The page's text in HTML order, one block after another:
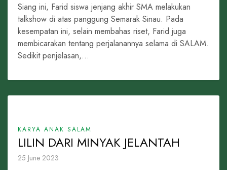
Siang ini, Farid siswa jenjang akhir SMA melakukan
talkshow di atas panggung Semarak Sinau. Pada
kesempatan ini, selain membahas riset, Farid juga
membicarakan tentang perjalanannya selama di SALAM.
Sedikit penjelasan,...
KARYA ANAK SALAM
LILIN DARI MINYAK JELANTAH
25 June 2023